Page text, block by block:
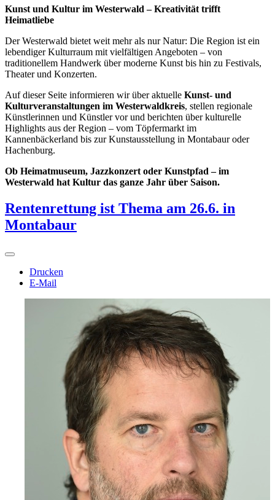
Kunst und Kultur im Westerwald – Kreativität trifft
Heimatliebe
Der Westerwald bietet weit mehr als nur Natur: Die Region ist ein
lebendiger Kulturraum mit vielfältigen Angeboten – von
traditionellem Handwerk über moderne Kunst bis hin zu Festivals,
Theater und Konzerten.
Auf dieser Seite informieren wir über aktuelle Kunst- und
Kulturveranstaltungen im Westerwaldkreis, stellen regionale
Künstlerinnen und Künstler vor und berichten über kulturelle
Highlights aus der Region – vom Töpfermarkt im
Kannenbäckerland bis zur Kunstausstellung in Montabaur oder
Hachenburg.
Ob Heimatmuseum, Jazzkonzert oder Kunstpfad – im
Westerwald hat Kultur das ganze Jahr über Saison.
Rentenrettung ist Thema am 26.6. in
Montabaur
Drucken
E-Mail